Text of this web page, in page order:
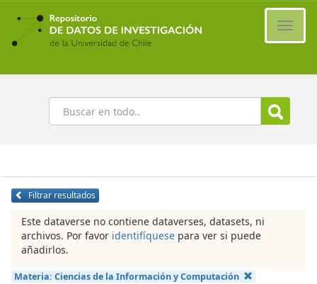
Ir
contenido
principal
Buscar
Filtrar resultados
Este dataverse no contiene dataverses, datasets, ni
archivos. Por favor identifíquese para ver si puede
añadirlos.
Materia: Ciencias de la Información y Computación